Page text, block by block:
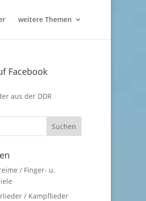
weitere Themen
Facebook
aus der DDR
/ Finger- u.
/ Kampflieder